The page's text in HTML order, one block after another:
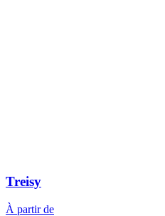
Treisy
À partir de